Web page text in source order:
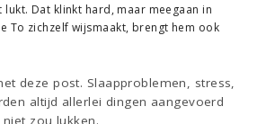
lukt. Dat klinkt hard, maar meegaan in
To zichzelf wijsmaakt, brengt hem ook
deze post. Slaapproblemen, stress,
altijd allerlei dingen aangevoerd
zou lukken.